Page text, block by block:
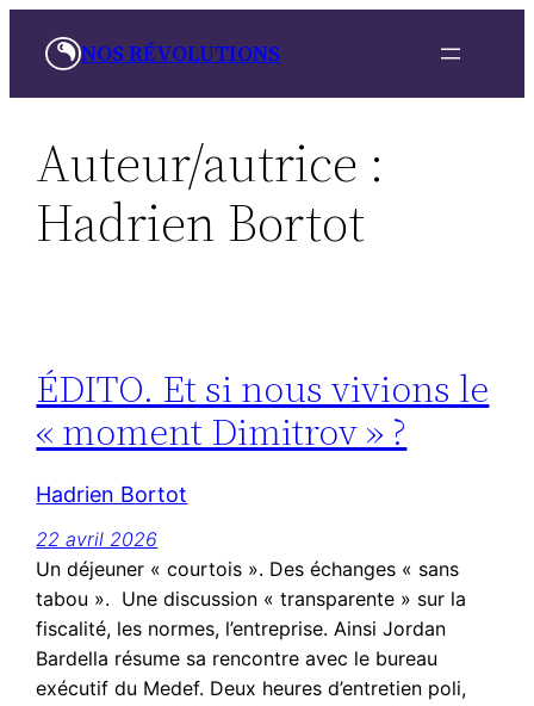
NOS RÉVOLUTIONS
Auteur/autrice :
Hadrien Bortot
ÉDITO. Et si nous vivions le
« moment Dimitrov » ?
Hadrien Bortot
22 avril 2026
Un déjeuner « courtois ». Des échanges « sans
tabou ». Une discussion « transparente » sur la
fiscalité, les normes, l’entreprise. Ainsi Jordan
Bardella résume sa rencontre avec le bureau
exécutif du Medef. Deux heures d’entretien poli,